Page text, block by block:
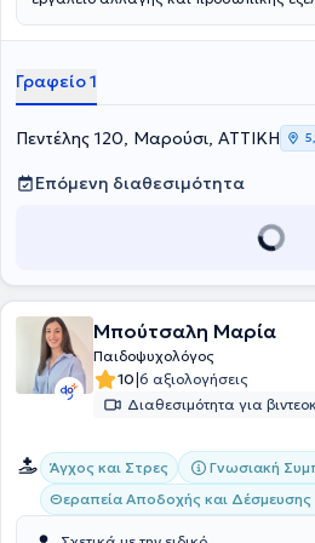
τους ανθεκτικότητα και να βελτιώσουν
Γραφείο 1
Πεντέλης 120, Μαρούσι, ΑΤΤΙΚΗ
Επόμενη διαθεσιμότητα
Μπούτσαλη Μαρία
Παιδοψυχολόγος
10|6 αξιολογήσεις
Διαθεσιμότητα για
Άγχος και Στρες
Γνωσιακή
Θεραπεία Αποδοχής και Δέσμευσης